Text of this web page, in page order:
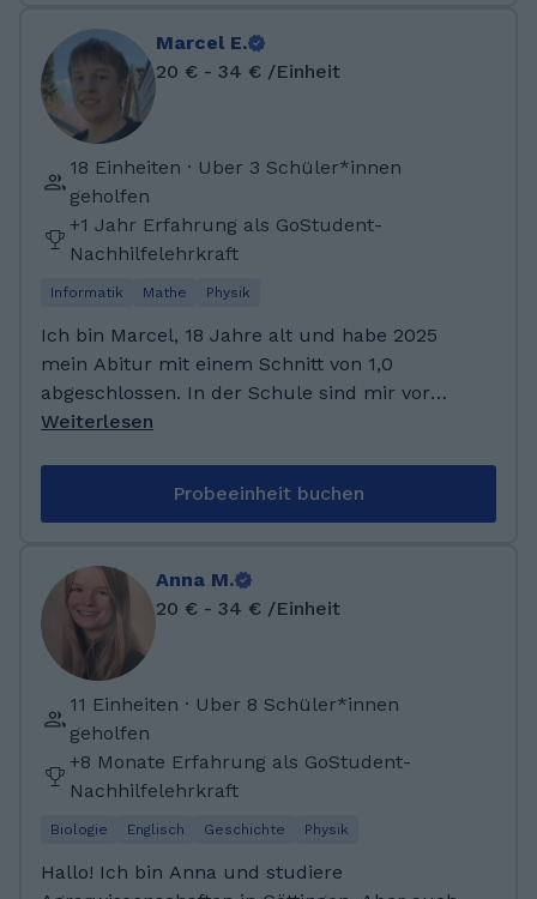
Lernerfolge zu erzielen! ->Abitur (2025) Peter-
Breuer-Gymnasium, Zwickau ->Juleica –
Jugendleiter*in Card (2022) Qualifikation zur
Betreuung und Anleitung von Kindern und
Jugendlichen ->Präventionsschulungen
„Gewalt gegen Kinder und Jugendliche“ (2020,
2022) Sensibilisierung und
Handlungskompetenz im Kinderschutz
Marcel E.
20 € - 34 € /Einheit
18 Einheiten · Uber 3 Schüler*innen
geholfen
+1 Jahr Erfahrung als GoStudent-
Nachhilfelehrkraft
Informatik Mathe Physik
Ich bin Marcel, 18 Jahre alt und habe 2025
mein Abitur mit einem Schnitt von 1,0
abgeschlossen. In der Schule sind mir vor
allem naturwissenschaftliche Fächer sehr
ich mein Studium für Informatik mit
Nebenfach Physik. Ich habe ein Gymnasium
bis zum Abschluss meines Abiturs besucht.
2025 habe ich dann mein Abitur mit einem
Schnitt von 1,0 abgeschlossen. Nun studiere
ich Informatik mit Nebenfach Physik an einer
Universität. In meiner Schulzeit habe ich
immerwieder meinen Mitschülern und
Mitschülerinnen Nachhilfe in den
verschiedensten Fächern gegeben.
Weiterlesen
Probeeinheit buchen
Anna M.
20 € - 34 € /Einheit
11 Einheiten · Uber 8 Schüler*innen
geholfen
+8 Monate Erfahrung als GoStudent-
Nachhilfelehrkraft
Biologie Englisch Geschichte Physik
Hallo! Ich bin Anna und studiere